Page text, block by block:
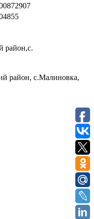
район,с.
район, с.Малиновка,